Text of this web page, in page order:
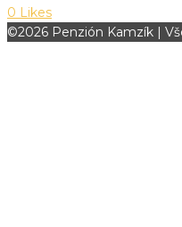
0 Likes
©2026 Penzión Kamzík |